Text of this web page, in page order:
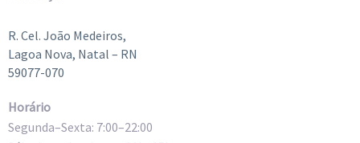
R. Cel. João Medeiros,
Lagoa Nova, Natal – RN
59077-070
Horário
Segunda–Sexta: 7:00–22:00